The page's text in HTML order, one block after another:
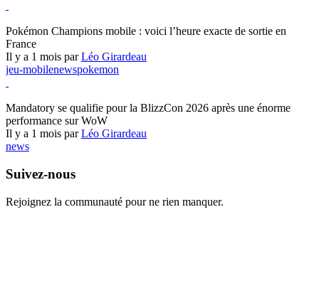
Pokémon Champions mobile : voici l’heure exacte de sortie en
France
Il y a 1 mois parLéo Girardeau
jeu-mobilenewspokemon
Mandatory se qualifie pour la BlizzCon 2026 après une énorme
performance sur WoW
Il y a 1 mois parLéo Girardeau
news
Suivez-nous
Rejoignez la communauté pour ne rien manquer.